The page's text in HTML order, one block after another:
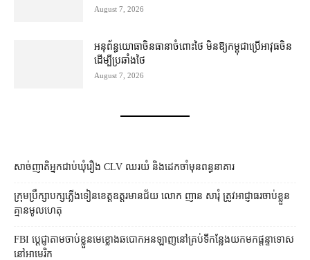
August 7, 2026
អនុព័ន្ធយោធា​ចិន​ធានា​ចំពោះ​ថៃ មិន​ឱ្យ​កម្ពុជា​ប្រើ​អាវុធ​ចិន​
ដើម្បី​ប្រឆាំង​ថៃ ​
August 7, 2026
សាច់ញាតិអ្នកជាប់ឃុំរឿង CLV ឈរយំ និងដេកចាំមុនពន្ធនាគារ
ក្រុមប្រឹក្សា​បក្ស​ភ្លើងទៀន​ខេត្ត​ឧត្ដរមានជ័យ លោក ញាន សារុំ ត្រូវ​អាជ្ញាធរ​ចាប់ខ្លួន​
គ្មាន​មូលហេតុ
FBI ប្ដេជ្ញា​តាម​ចាប់ខ្លួន​មេខ្លោង​ឆបោក​អនឡាញ​នៅ​គ្រប់​ទីកន្លែង​យក​មក​ផ្ដន្ទាទោស​
នៅ​អាមេរិក